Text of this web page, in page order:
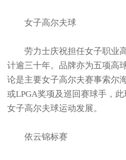
女子高尔夫球
劳力士庆祝担任女子职业高
计逾三十年。品牌亦为五项高
论是主要女子高尔夫赛事索尔
或LPGA奖项及巡回赛球手，
女子高尔夫球运动发展。
依云锦标赛